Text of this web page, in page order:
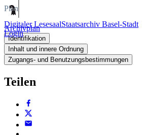
Digitaler LesesaalStaatsarchiv Basel-Stadt
Login
Plan
Archivplan
Identifikation
Inhalt und innere Ordnung
Zugangs- und Benutzungsbestimmungen
Teilen